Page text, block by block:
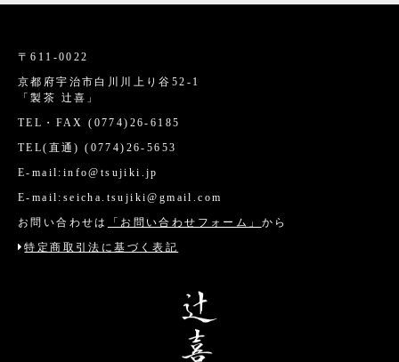
〒611-0022
京都府宇治市白川川上り谷52-1
「製茶 辻喜」
TEL・FAX (0774)26-6185
TEL(直通) (0774)26-5653
E-mail:info@tsujiki.jp
E-mail:seicha.tsujiki@gmail.com
お問い合わせは
「お問い合わせフォーム」 から
特定商取引法に基づく表記